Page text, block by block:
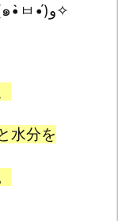
用意してみてはいかがでしょう。(๑•̀ㅂ•́)و✧
水分を